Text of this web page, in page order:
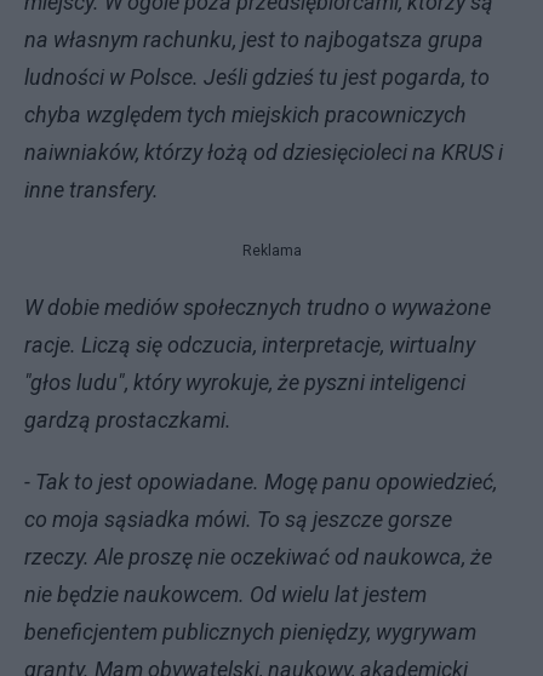
na własnym rachunku, jest to najbogatsza grupa
ludności w Polsce. Jeśli gdzieś tu jest pogarda, to
chyba względem tych miejskich pracowniczych
naiwniaków, którzy łożą od dziesięcioleci na KRUS i
inne transfery.
Reklama
W dobie mediów społecznych trudno o wyważone
racje. Liczą się odczucia, interpretacje, wirtualny
"głos ludu", który wyrokuje, że pyszni inteligenci
gardzą prostaczkami.
- Tak to jest opowiadane. Mogę panu opowiedzieć,
co moja sąsiadka mówi. To są jeszcze gorsze
rzeczy. Ale proszę nie oczekiwać od naukowca, że
nie będzie naukowcem. Od wielu lat jestem
beneficjentem publicznych pieniędzy, wygrywam
granty. Mam obywatelski, naukowy, akademicki